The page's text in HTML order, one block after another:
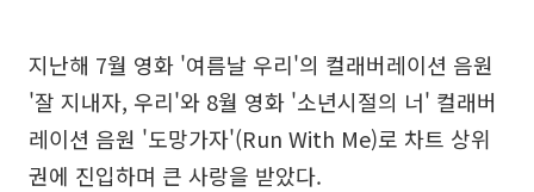
지난해 7월 영화 '여름날 우리'의 컬래버레이션 음원
'잘 지내자, 우리'와 8월 영화 '소년시절의 너' 컬래버
레이션 음원 '도망가자'(Run With Me)로 차트 상위
권에 진입하며 큰 사랑을 받았다.